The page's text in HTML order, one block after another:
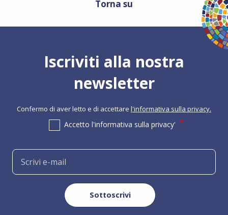
Torna su
Iscriviti alla nostra
newsletter
Confermo di aver letto e di accettare l'informativa sulla privacy.
Accetto l'informativa sulla privacy'